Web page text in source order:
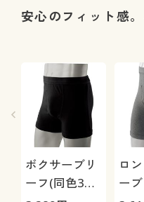
丈・綿混スト
安心のフィット感
ボクサーブリ
ーフ(同色3枚
ロ
ー